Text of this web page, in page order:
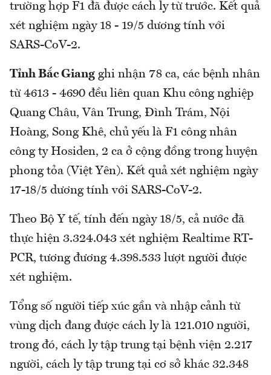
trường hợp F1 đã được cách ly từ trước. Kết quả
xét nghiệm ngày 18 - 19/5 dương tính với
SARS-CoV-2.
Tỉnh Bắc Giang ghi nhận 78 ca, các bệnh nhân
từ 4613 - 4690 đều liên quan Khu công nghiệp
Quang Châu, Vân Trung, Đình Trám, Nội
Hoàng, Song Khê, chủ yếu là F1 công nhân
công ty Hosiden, 2 ca ở cộng đồng trong huyện
phong tỏa (Việt Yên). Kết quả xét nghiệm ngày
17-18/5 dương tính với SARS-CoV-2.
Theo Bộ Y tế, tính đến ngày 18/5, cả nước đã
thực hiện 3.324.043 xét nghiệm Realtime RT-
PCR, tương đương 4.398.533 lượt người được
xét nghiệm.
Tổng số người tiếp xúc gần và nhập cảnh từ
vùng dịch đang được cách ly là 121.010 người,
trong đó, cách ly tập trung tại bệnh viện 2.217
người, cách ly tập trung tại cơ sở khác 32.348